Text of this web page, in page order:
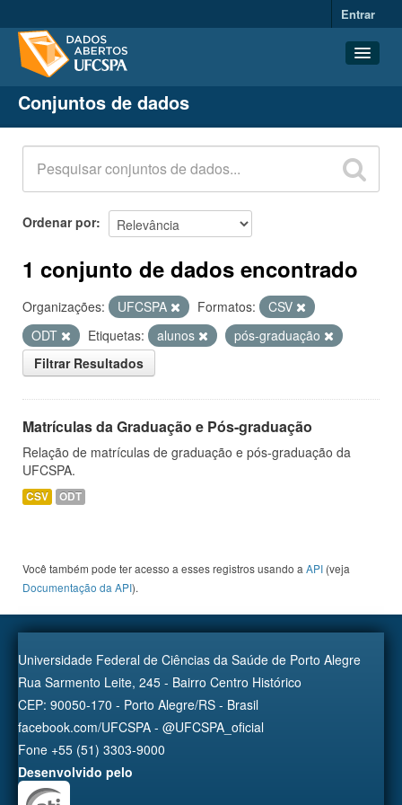
Entrar
Conjuntos de dados
Organizações
Grupos
Sobre
Conjuntos de dados
Ordenar por
1 conjunto de dados encontrado
Organizações: UFCSPA Formatos:
CSV
ODT
Etiquetas: alunos
pós-graduação
Filtrar Resultados
Matrículas da Graduação e Pós-graduação
Relação de matrículas de graduação e pós-graduação da
UFCSPA.
CSV ODT
Você também pode ter acesso a esses registros usando a API (veja
Documentação da API).
Universidade Federal de Ciências da Saúde de Porto Alegre
Rua Sarmento Leite, 245 - Bairro Centro Histórico
CEP: 90050-170 - Porto Alegre/RS - Brasil
facebook.com/UFCSPA - @UFCSPA_oficial
Fone +55 (51) 3303-9000
Desenvolvido pelo